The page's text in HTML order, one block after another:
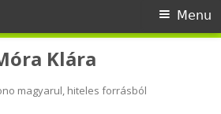
Klára
magyarul, hiteles forrásból
Menu